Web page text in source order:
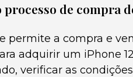
de compra
permite a compra e
adquirir um iPhone
verificar as